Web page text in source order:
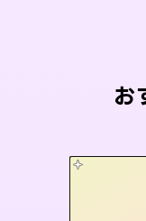
お